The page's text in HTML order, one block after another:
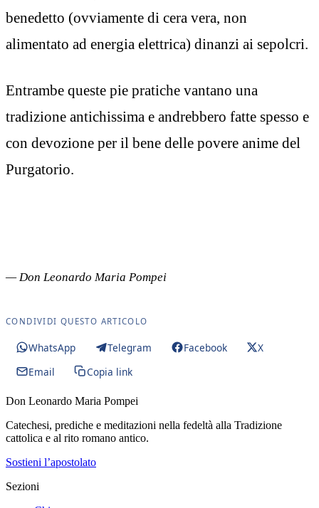
benedetto (ovviamente di cera vera, non
alimentato ad energia elettrica) dinanzi ai sepolcri.
Entrambe queste pie pratiche vantano una
tradizione antichissima e andrebbero fatte spesso e
con devozione per il bene delle povere anime del
Purgatorio.
— Don Leonardo Maria Pompei
CONDIVIDI QUESTO ARTICOLO
WhatsApp Telegram Facebook
X
Email
Copia link
Don Leonardo Maria Pompei
Catechesi, prediche e meditazioni nella fedeltà alla Tradizione
cattolica e al rito romano antico.
Sostieni l’apostolato
Sezioni